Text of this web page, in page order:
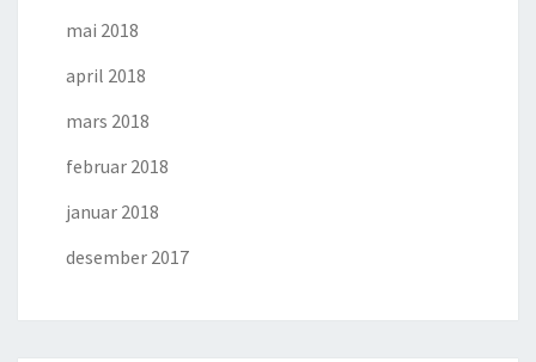
mai 2018
april 2018
mars 2018
februar 2018
januar 2018
desember 2017